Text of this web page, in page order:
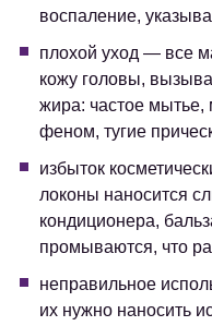
воспаление,
плохой уход — все
кожу головы,
жира: частое мытье,
феном, тугие
избыток
локоны наносится
кондиционера,
промываются, что
неправильное
их нужно наносить